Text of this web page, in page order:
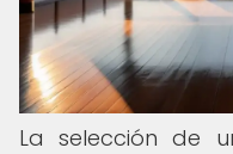
La selección de